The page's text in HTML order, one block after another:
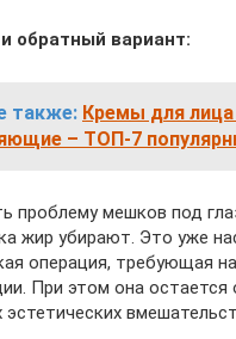
обратный вариант:
также: Кремы для лица
– ТОП-7
проблему мешков под
жир убирают. Это уже
операция, требующая
При этом она
эстетических